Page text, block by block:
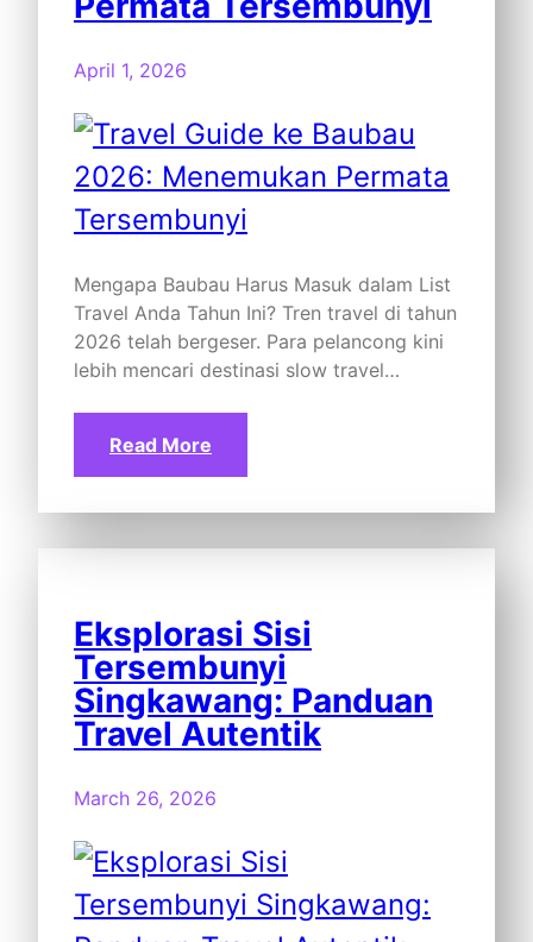
April 1, 2026
Mengapa Baubau Harus Masuk dalam List
Travel Anda Tahun Ini? Tren travel di tahun
2026 telah bergeser. Para pelancong kini
lebih mencari destinasi slow travel…
Read More
Eksplorasi Sisi
Tersembunyi
Singkawang: Panduan
Travel Autentik
March 26, 2026